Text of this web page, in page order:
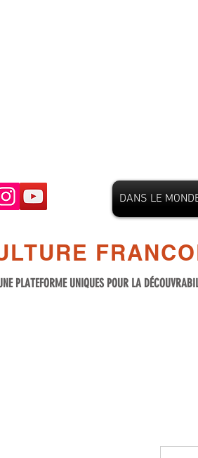
DANS LE
PLATEFORME UNIQUES POUR LA